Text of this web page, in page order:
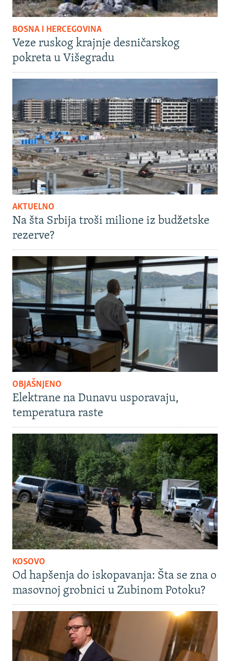
BOSNA I HERCEGOVINA
Veze ruskog krajnje desničarskog
pokreta u Višegradu
AKTUELNO
Na šta Srbija troši milione iz budžetske
rezerve?
OBJAŠNJENO
Elektrane na Dunavu usporavaju,
temperatura raste
KOSOVO
Od hapšenja do iskopavanja: Šta se zna o
masovnoj grobnici u Zubinom Potoku?